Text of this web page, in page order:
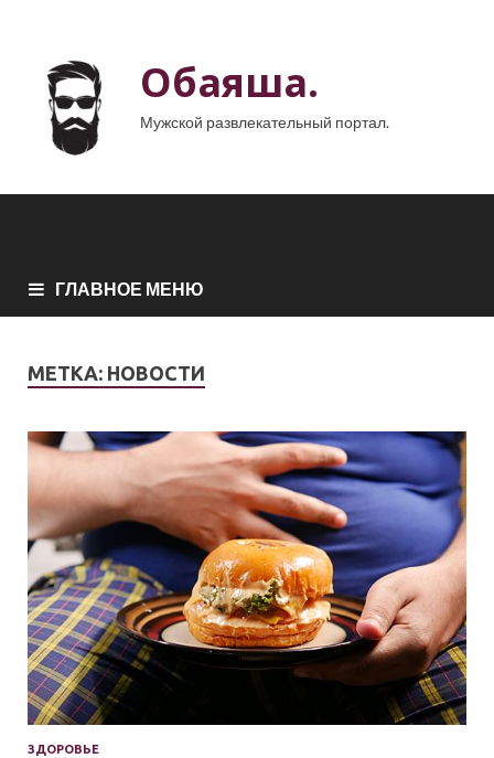
Обаяша.
Мужской развлекательный портал.
ГЛАВНОЕ МЕНЮ
МЕТКА: НОВОСТИ
ЗДОРОВЬЕ